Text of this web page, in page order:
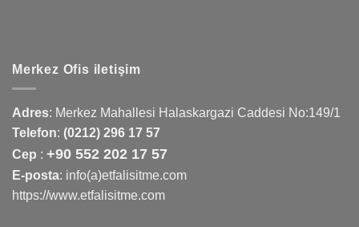
Merkez Ofis iletişim
Adres: Merkez Mahallesi Halaskargazi Caddesi No:149/1
Telefon: (0212) 296 17 57
Cep : +90 552 202 17 57
E-posta: info(a)etfalisitme.com
https://www.etfalisitme.com